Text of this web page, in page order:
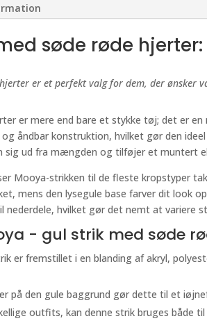
søde røde
er et perfekt valg for dem, der ønsker
er mere end bare et stykke tøj; det er
åndbar konstruktion, hvilket gør den
sig ud fra mængden og tilføjer et muntert
Mooya-strikken til de fleste kropstyper
mens den lysegule base farver dit look
nederdele, hvilket gør det nemt at variere
- gul strik med søde
er fremstillet i en blanding af akryl,
på den gule baggrund gør dette til et
outfits, kan denne strik bruges både